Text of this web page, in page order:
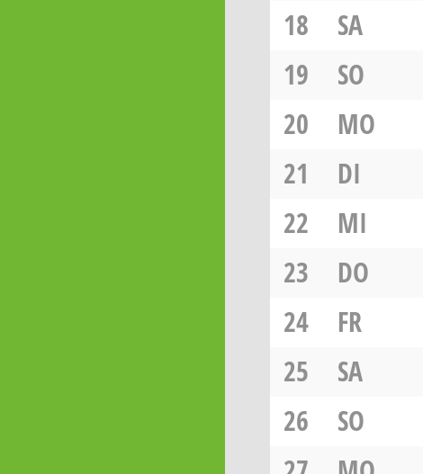
18
SA
19
SO
20
MO
21
DI
22
MI
23
DO
24
FR
25
SA
26
SO